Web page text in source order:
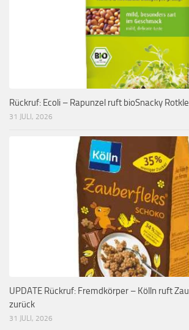
Rückruf: Ecoli – Rapunzel ruft bioSnacky
31 JULI, 2026
UPDATE Rückruf: Fremdkörper – Kölln ruft
zurück
31 JULI, 2026